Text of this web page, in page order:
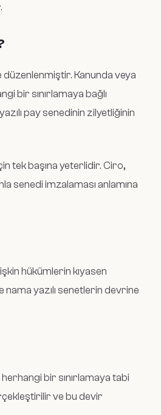
düzenlenmiştir. Kanunda veya
bir sınırlamaya bağlı
pay senedinin zilyetliğinin
tek başına yeterlidir. Ciro,
senedi imzalaması anlamına
hükümlerin kıyasen
yazılı senetlerin devrine
bir sınırlamaya tabi
ve bu devir